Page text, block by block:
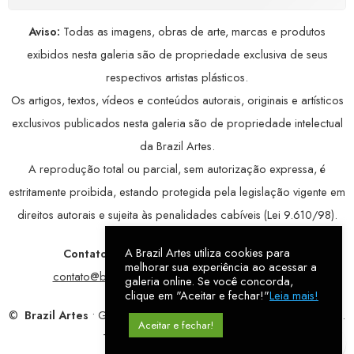
Aviso: Todas as imagens, obras de arte, marcas e produtos
exibidos nesta galeria são de propriedade exclusiva de seus
respectivos artistas plásticos.
Os artigos, textos, vídeos e conteúdos autorais, originais e artísticos
exclusivos publicados nesta galeria são de propriedade intelectual
da Brazil Artes.
A reprodução total ou parcial, sem autorização expressa, é
estritamente proibida, estando protegida pela legislação vigente em
direitos autorais e sujeita às penalidades cabíveis (Lei 9.610/98).
Contatos: WhatsApp:79 9998-1221/ E-mail:
contato@brazilartes.com/ Instagram:@brazilartes
© Brazil Artes • Galeria Online.9 anosde história (2017 – 2026).
Todos os direitos reservados!
A Brazil Artes utiliza cookies para
melhorar sua experiência ao acessar a
galeria online. Se você concorda,
clique em "Aceitar e fechar!"Leia mais!
Aceitar e fechar!